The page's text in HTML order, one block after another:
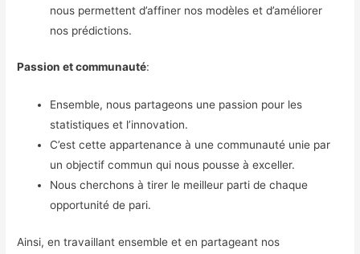
nous permettent d’affiner nos modèles et d’améliorer
nos prédictions.
Passion et communauté:
Ensemble, nous partageons une passion pour les
statistiques et l’innovation.
C’est cette appartenance à une communauté unie par
un objectif commun qui nous pousse à exceller.
Nous cherchons à tirer le meilleur parti de chaque
opportunité de pari.
Ainsi, en travaillant ensemble et en partageant nos